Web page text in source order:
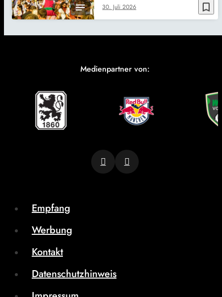
bookmark_border
30. Juli 2026
Medienpartner von:
Empfang
Werbung
Kontakt
Datenschutzhinweis